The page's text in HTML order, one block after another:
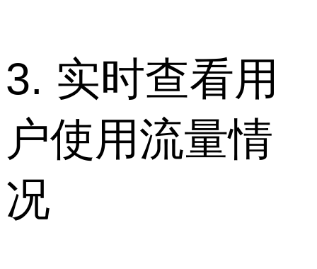
3. 实时查看用
户使用流量情
况